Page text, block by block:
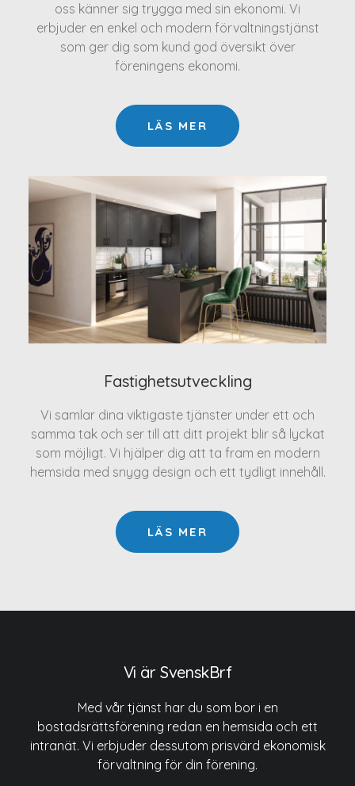
oss känner sig trygga med sin ekonomi. Vi
erbjuder en enkel och modern förvaltningstjänst
som ger dig som kund god översikt över
föreningens ekonomi.
LÄS MER
Fastighetsutveckling
Vi samlar dina viktigaste tjänster under ett och
samma tak och ser till att ditt projekt blir så lyckat
som möjligt. Vi hjälper dig att ta fram en modern
hemsida med snygg design och ett tydligt innehåll.
LÄS MER
Vi är SvenskBrf
Med vår tjänst har du som bor i en
bostadsrättsförening redan en hemsida och ett
intranät. Vi erbjuder dessutom prisvärd ekonomisk
förvaltning för din förening.